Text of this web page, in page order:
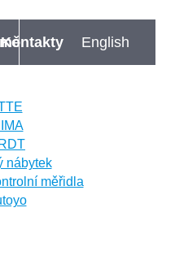
Kontakty English
nábytek
měřidla